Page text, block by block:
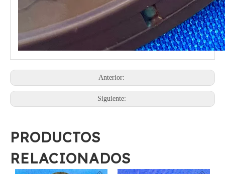
Anterior:
Siguiente:
PRODUCTOS
RELACIONADOS